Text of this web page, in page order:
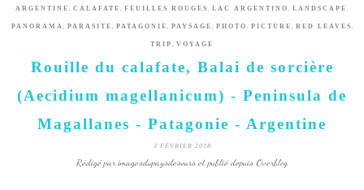
ARGENTINE , CALAFATE , FEUILLES ROUGES , LAC ARGENTINO , LANDSCAPE ,
PANORAMA , PARASITE , PATAGONIE , PAYSAGE , PHOTO , PICTURE , RED LEAVES ,
TRIP , VOYAGE
Rouille du calafate, Balai de sorcière
(Aecidium magellanicum) - Peninsula de
Magallanes - Patagonie - Argentine
3 FÉVRIER 2018
Rédigé par imagesdupaysdesours et publié depuis Overblog